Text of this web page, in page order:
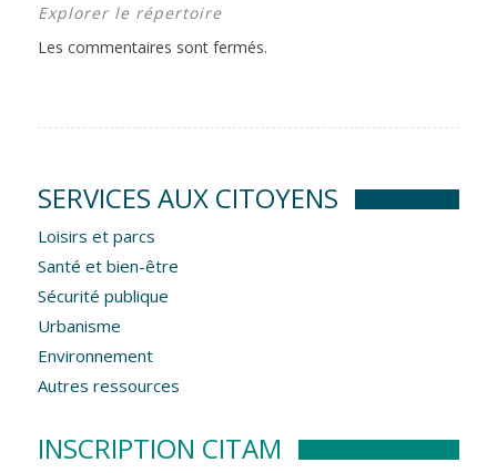
Explorer le répertoire
Les commentaires sont fermés.
SERVICES AUX CITOYENS
Loisirs et parcs
Santé et bien-être
Sécurité publique
Urbanisme
Environnement
Autres ressources
INSCRIPTION CITAM